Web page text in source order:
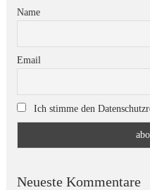
Name
Email
Ich stimme den
Neueste Kommentare